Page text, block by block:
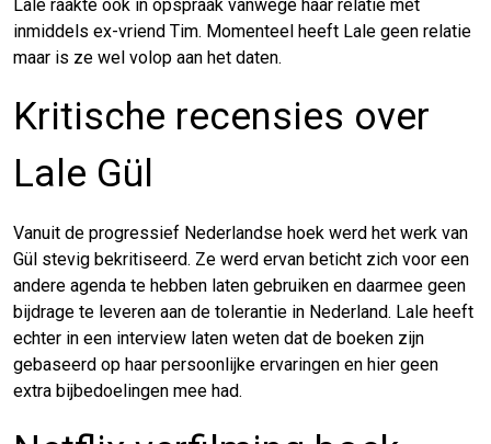
Lale raakte ook in opspraak vanwege haar relatie met
inmiddels ex-vriend Tim. Momenteel heeft Lale geen relatie
maar is ze wel volop aan het daten.
Kritische recensies over
Lale Gül
Vanuit de progressief Nederlandse hoek werd het werk van
Gül stevig bekritiseerd. Ze werd ervan beticht zich voor een
andere agenda te hebben laten gebruiken en daarmee geen
bijdrage te leveren aan de tolerantie in Nederland. Lale heeft
echter in een interview laten weten dat de boeken zijn
gebaseerd op haar persoonlijke ervaringen en hier geen
extra bijbedoelingen mee had.